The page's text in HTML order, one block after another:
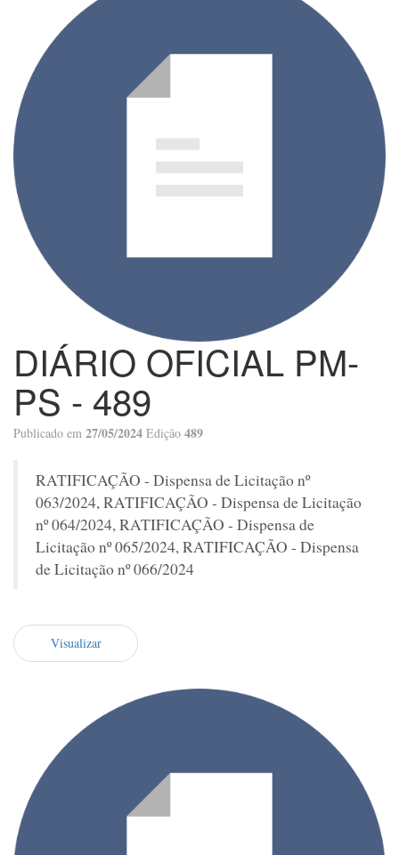
DIÁRIO OFICIAL PM-
PS - 489
Publicado em 27/05/2024 Edição 489
RATIFICAÇÃO - Dispensa de Licitação nº
063/2024, RATIFICAÇÃO - Dispensa de Licitação
nº 064/2024, RATIFICAÇÃO - Dispensa de
Licitação nº 065/2024, RATIFICAÇÃO - Dispensa
de Licitação nº 066/2024
Visualizar